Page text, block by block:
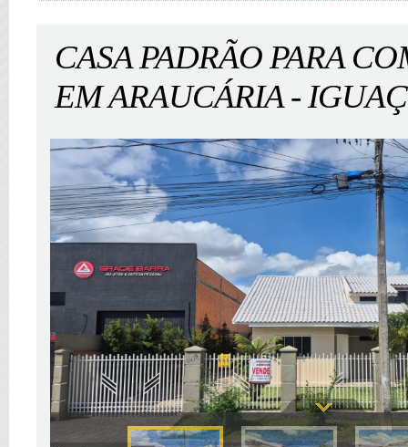
CASA PADRÃO PARA
EM ARAUCÁRIA -